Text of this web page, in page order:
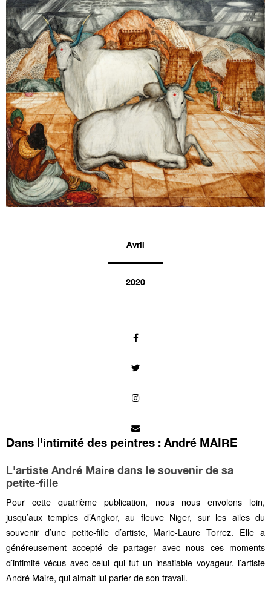
Avril
2020
Dans l'intimité des peintres : André MAIRE
L'artiste André Maire dans le souvenir de sa
petite-fille
Pour cette quatrième publication, nous nous envolons loin,
jusqu’aux temples d’Angkor, au fleuve Niger, sur les ailes du
souvenir d’une petite-fille d’artiste, Marie-Laure Torrez. Elle a
généreusement accepté de partager avec nous ces moments
d’intimité vécus avec celui qui fut un insatiable voyageur, l’artiste
André Maire, qui aimait lui parler de son travail.